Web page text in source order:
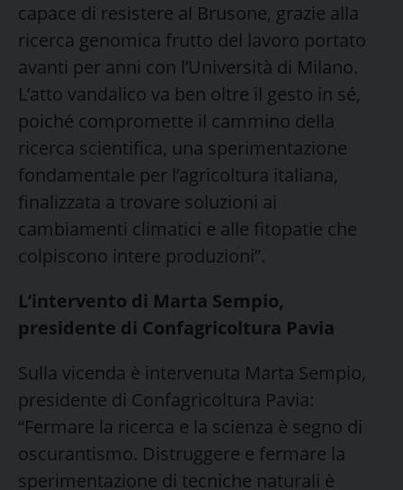
capace di resistere al Brusone, grazie alla
ricerca genomica frutto del lavoro portato
avanti per anni con l’Università di Milano.
L’atto vandalico va ben oltre il gesto in sé,
poiché compromette il cammino della
ricerca scientifica, una sperimentazione
fondamentale per l’agricoltura italiana,
finalizzata a trovare soluzioni ai
cambiamenti climatici e alle fitopatie che
colpiscono intere produzioni”.
L’intervento di Marta Sempio,
presidente di Confagricoltura Pavia
Sulla vicenda è intervenuta Marta Sempio,
presidente di Confagricoltura Pavia:
“Fermare la ricerca e la scienza è segno di
oscurantismo. Distruggere e fermare la
sperimentazione di tecniche naturali è